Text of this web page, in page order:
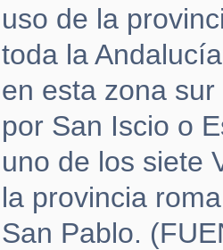
uso de la
toda la
en esta zona
por San Iscio o
uno de los siete
la provincia
San Pablo.